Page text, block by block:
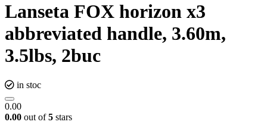
Lanseta FOX horizon x3
abbreviated handle, 3.60m,
3.5lbs, 2buc
in stoc
0.00
0.00 out of5 stars